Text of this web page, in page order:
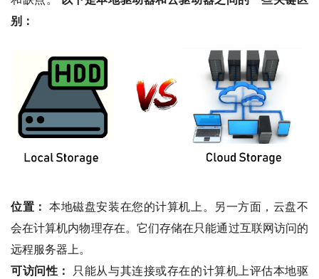
别：
位置： 本地磁盘安装在您的计算机上。另一方面，云盘不
会在计算机内物理存在。它们存储在只能通过互联网访问的
远程服务器上。
可访问性：
只能从与其连接或存在的计算机上评估本地驱